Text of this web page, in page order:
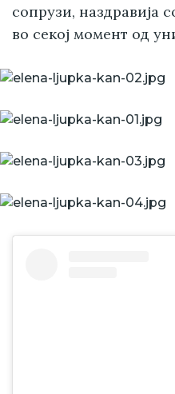
сопрузи, наздравија
во секој момент од